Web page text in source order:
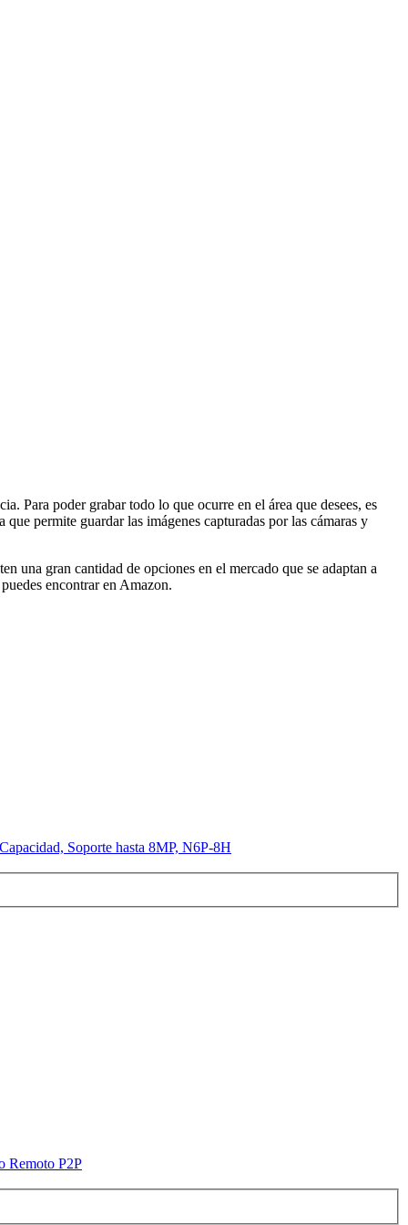
Para poder grabar todo lo que ocurre en el área que desees, es
permite guardar las imágenes capturadas por las cámaras y
una gran cantidad de opciones en el mercado que se adaptan a
encontrar en Amazon.
Soporte hasta 8MP, N6P-8H
Remoto P2P